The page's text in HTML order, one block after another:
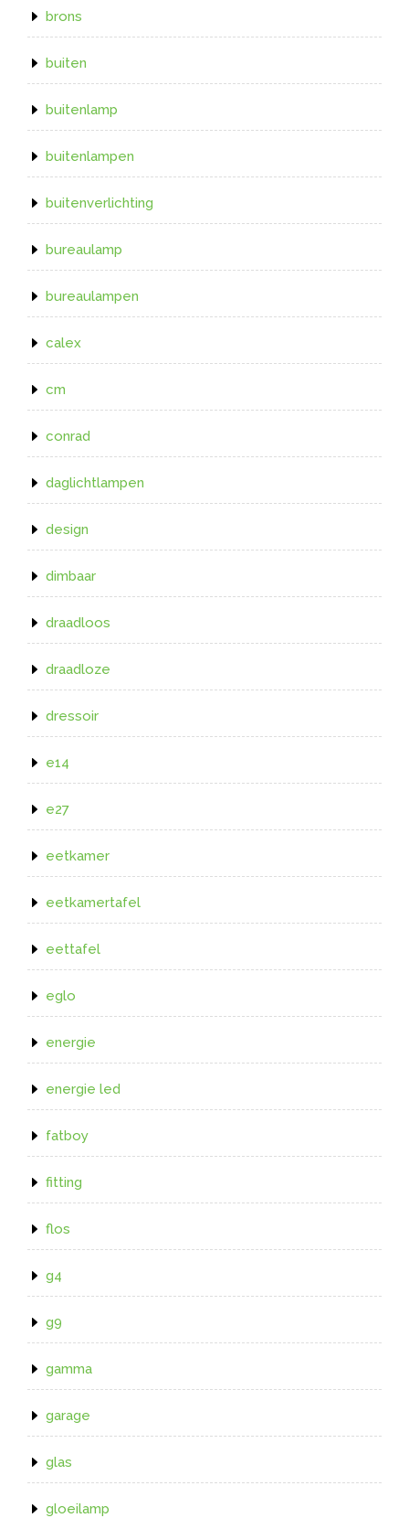
brons
buiten
buitenlamp
buitenlampen
buitenverlichting
bureaulamp
bureaulampen
calex
cm
conrad
daglichtlampen
design
dimbaar
draadloos
draadloze
dressoir
e14
e27
eetkamer
eetkamertafel
eettafel
eglo
energie
energie led
fatboy
fitting
flos
g4
g9
gamma
garage
glas
gloeilamp